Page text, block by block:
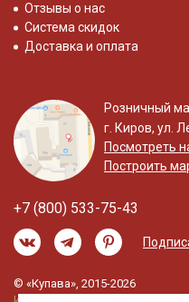
Отзывы о нас
Система скидок
Доставка и оплата
Розничный
г. Киров, ул.
Посмотреть
Построить
+7 (800) 533-75-43
© «Купава», 2015-2026